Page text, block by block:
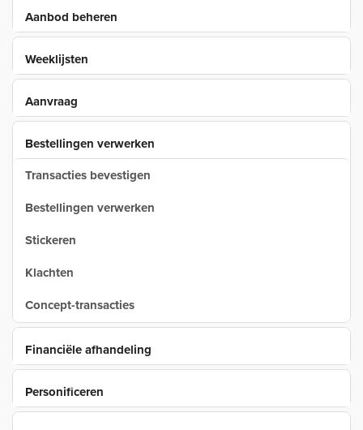
Aanbod beheren
Weeklijsten
Aanvraag
Bestellingen verwerken
Transacties bevestigen
Bestellingen verwerken
Stickeren
Klachten
Concept-transacties
Financiële afhandeling
Personificeren